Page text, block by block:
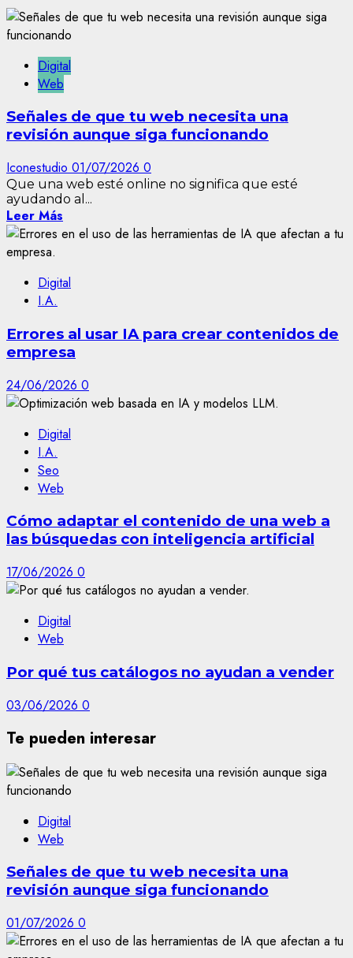
Digital
Web
Señales de que tu web necesita una
revisión aunque siga funcionando
Iconestudio 01/07/2026 0
Que una web esté online no significa que esté
ayudando al...
Leer Más
Digital
I.A.
Errores al usar IA para crear contenidos de
empresa
24/06/2026 0
Digital
I.A.
Seo
Web
Cómo adaptar el contenido de una web a
las búsquedas con inteligencia artificial
17/06/2026 0
Digital
Web
Por qué tus catálogos no ayudan a vender
03/06/2026 0
Te pueden interesar
Digital
Web
Señales de que tu web necesita una
revisión aunque siga funcionando
01/07/2026 0